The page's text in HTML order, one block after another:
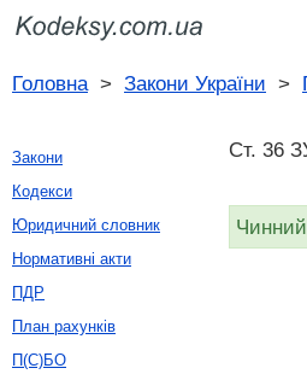
Головна> Закони України >
Ст. 36
Закони
Кодекси
Юридичний словник
Нормативні акти
ПДР
План рахунків
П(С)БО